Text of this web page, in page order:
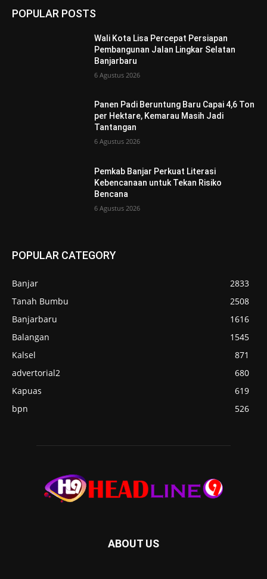
POPULAR POSTS
Wali Kota Lisa Percepat Persiapan
Pembangunan Jalan Lingkar Selatan
Banjarbaru
6 Agustus 2026
Panen Padi Beruntung Baru Capai 4,6 Ton
per Hektare, Kemarau Masih Jadi
Tantangan
6 Agustus 2026
Pemkab Banjar Perkuat Literasi
Kebencanaan untuk Tekan Risiko
Bencana
6 Agustus 2026
POPULAR CATEGORY
Banjar
2833
Tanah Bumbu
2508
Banjarbaru
1616
Balangan
1545
Kalsel
871
advertorial2
680
Kapuas
619
bpn
526
ABOUT US